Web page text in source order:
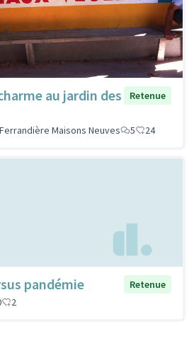
au jardin des
Retenue
Maisons Neuves 5 24
pandémie
Retenue
2